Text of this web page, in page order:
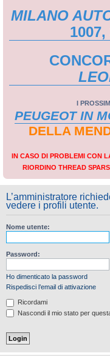
MILANO
I
PEUGEOT IN
DELLA
IN CASO DI PROBLEMI CON
RIORDINO THREAD
L’amministratore
vedere i profili utente.
Nome utente:
Password:
Ho dimenticato la password
Rispedisci l’email di attivazione
Ricordami
Nascondi il mio stato per